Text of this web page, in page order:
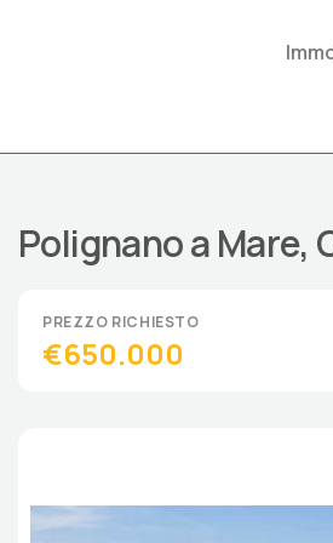
Polignano a Mare,
€650.000